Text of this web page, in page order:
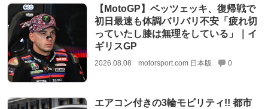
【MotoGP】ベッツェッキ、復帰戦で
初日最速も体調バリバリ不安「疲れ切
っていたし膝は無理をしている」｜イ
ギリスGP
2026.08.08 motorsport.com 日本版 0
エアコン付きの3輪モビリティ!! 都市